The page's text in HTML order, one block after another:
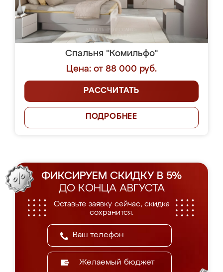
Спальня "Комильфо"
Цена: от 88 000 руб.
РАССЧИТАТЬ
ПОДРОБНЕЕ
ФИКСИРУЕМ СКИДКУ В 5%
ДО КОНЦА АВГУСТА
Оставьте заявку сейчас, скидка
сохранится.
Желаемый бюджет